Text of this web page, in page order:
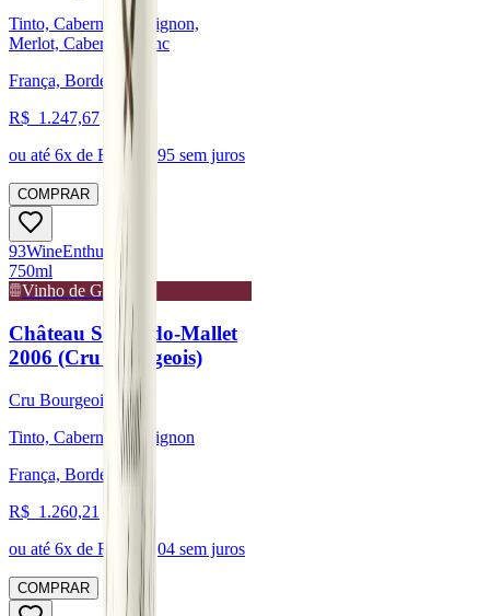
Tinto, Cabernet Sauvignon,
Merlot, Cabernet Franc
França, Bordeaux
R$ 1.247,67
ou até 6x de R$ 207,95 sem juros
COMPRAR
93WineEnthusiast
750ml
Vinho de Guarda
Château Sociando-Mallet
2006 (Cru Bourgeois)
Cru Bourgeois
Tinto, Cabernet Sauvignon
França, Bordeaux
R$ 1.260,21
ou até 6x de R$ 210,04 sem juros
COMPRAR